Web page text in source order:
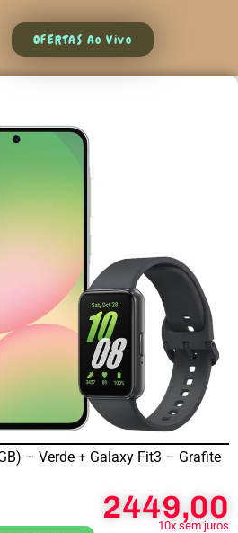
OFERTAS Ao Vivo
– Verde + Galaxy Fit3 – Grafite
2449,00
10x sem juros